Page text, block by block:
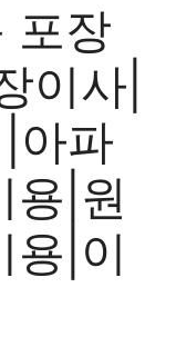
포장
이사|
아파
용|원
용|이